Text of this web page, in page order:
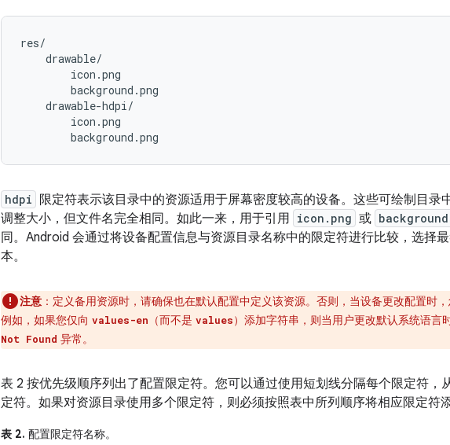
res/
    drawable/
        icon.png
        background.png
    drawable-hdpi/
        icon.png
hdpi
限定符表示该目录中的资源适用于屏幕密度较高的设备。这些可绘制目录
调整大小，但文件名完全相同。如此一来，用于引用 icon.png 或
同。Android 会通过将设备配置信息与资源目录名称中的限定符进行比较，选择
本。
注意 ：定义备用资源时，请确保也在默认配置中定义该资源。否则，当设备更改配置时
例如，如果您仅向 values-en （而不是 values）添加字符串，则当用户更改默认系统语言
Not Found 异常。
表 2 按优先级顺序列出了配置限定符。您可以通过使用短划线分隔每个限定符，
定符。如果对资源目录使用多个限定符，则必须按照表中所列顺序将相应限定符
表 2. 配置限定符名称。